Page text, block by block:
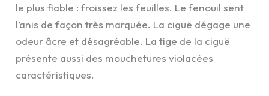
le plus fiable : froissez les feuilles. Le fenouil sent
l’anis de façon très marquée. La ciguë dégage une
odeur âcre et désagréable. La tige de la ciguë
présente aussi des mouchetures violacées
caractéristiques.